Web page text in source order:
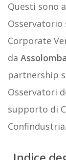
Questi sono
Osservatorio
Corporate
da
partnership
Osservatori
supporto di
Confindustria.